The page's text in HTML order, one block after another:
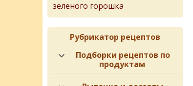
зеленого горошка
Рубрикатор рецептов
Подборки рецептов по
продуктам